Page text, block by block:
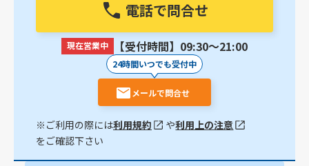
電話で問合せ
現在営業中 【受付時間】09:30〜21:00
24時間いつでも受付中
メールで問合せ
※ご利用の際には利用規約 や利用上の注意
をご確認下さい